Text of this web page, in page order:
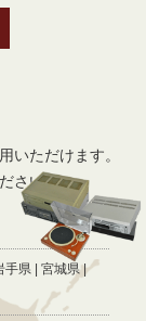
いただけます。
さい。
手県
宮城県